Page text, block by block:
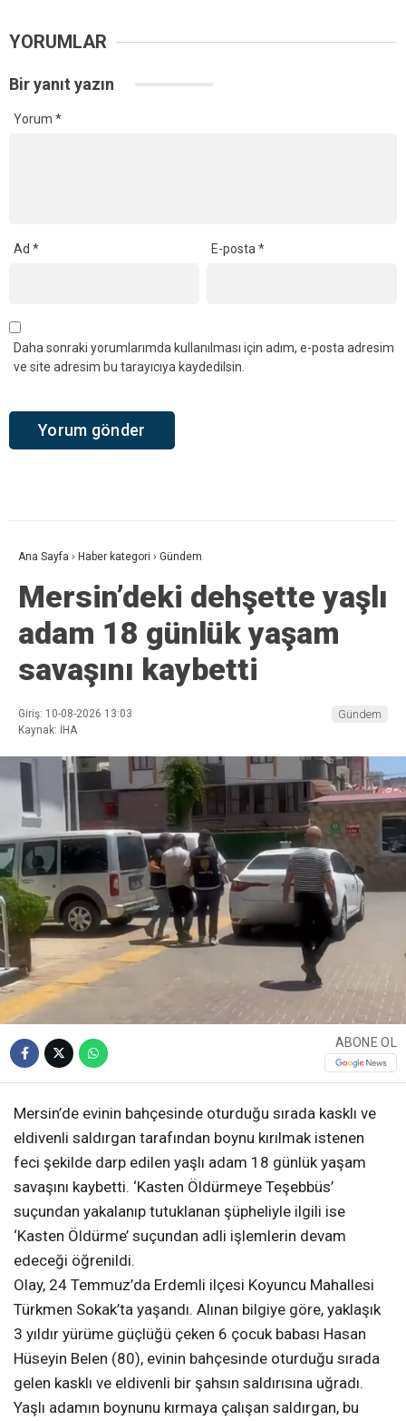
YORUMLAR
Bir yanıt yazın
Yorum *
Ad * E-posta*
Daha sonraki yorumlarımda kullanılması için adım, e-posta adresim
ve site adresim bu tarayıcıya kaydedilsin.
Ana Sayfa › Haber kategori › Gündem
Mersin’deki dehşette yaşlı
adam 18 günlük yaşam
savaşını kaybetti
Giriş: 10-08-2026 13:03
Kaynak: İHA
Gündem
ABONE OL
Mersin’de evinin bahçesinde oturduğu sırada kasklı ve
eldivenli saldırgan tarafından boynu kırılmak istenen
feci şekilde darp edilen yaşlı adam 18 günlük yaşam
savaşını kaybetti. ‘Kasten Öldürmeye Teşebbüs’
suçundan yakalanıp tutuklanan şüpheliyle ilgili ise
‘Kasten Öldürme’ suçundan adli işlemlerin devam
edeceği öğrenildi.
Olay, 24 Temmuz’da Erdemli ilçesi Koyuncu Mahallesi
Türkmen Sokak’ta yaşandı. Alınan bilgiye göre, yaklaşık
3 yıldır yürüme güçlüğü çeken 6 çocuk babası Hasan
Hüseyin Belen (80), evinin bahçesinde oturduğu sırada
gelen kasklı ve eldivenli bir şahsın saldırısına uğradı.
Yaşlı adamın boynunu kırmaya çalışan saldırgan, bu